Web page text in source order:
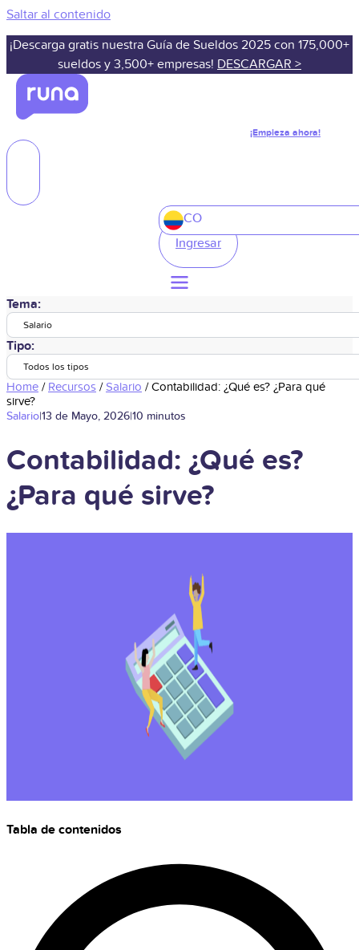
Saltar al contenido
¡Descarga gratis nuestra Guía de Sueldos 2025 con 175,000+
sueldos y 3,500+ empresas! DESCARGAR >
¡Empieza ahora!
CO
Ingresar
Tema:
Salario
Tipo:
Todos los tipos
Home / Recursos /Salario /Contabilidad: ¿Qué es? ¿Para qué
sirve?
Salario|13 de Mayo, 2026|10 minutos
Contabilidad: ¿Qué es?
¿Para qué sirve?
Tabla de contenidos